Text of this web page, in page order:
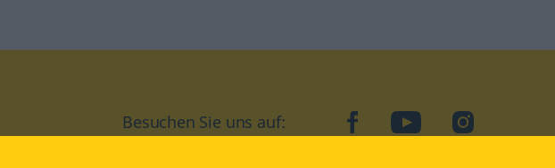
Besuchen Sie uns auf: facebookYouTubeInstagram